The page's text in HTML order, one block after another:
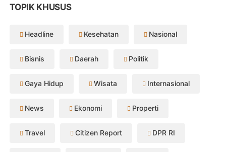
TOPIK KHUSUS
Headline Kesehatan Nasional
Bisnis Daerah Politik
Gaya Hidup Wisata Internasional
News Ekonomi Properti
Travel Citizen Report DPR RI